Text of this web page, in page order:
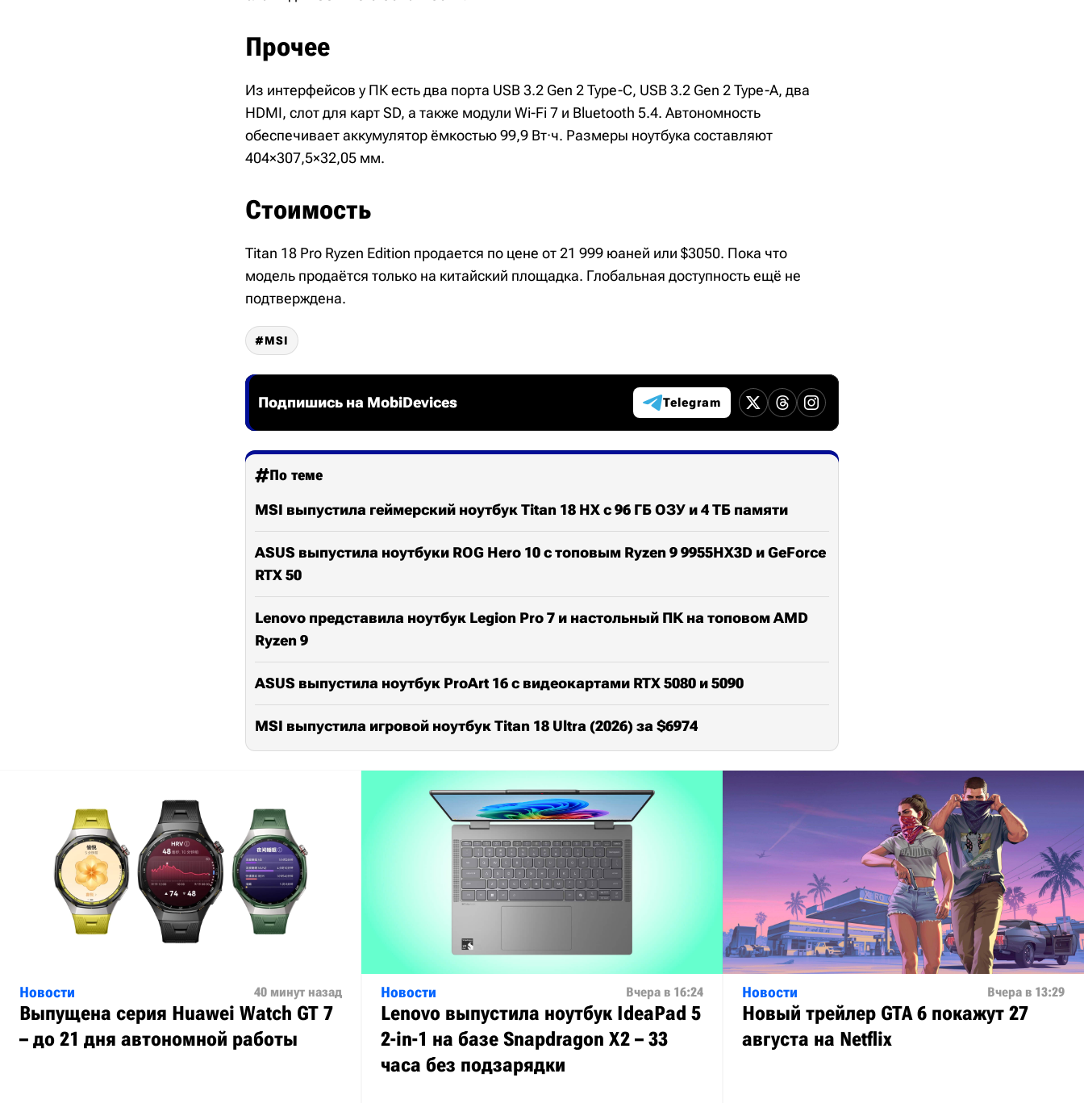
Прочее
Из интерфейсов у ПК есть два порта USB 3.2 Gen 2 Type-C, USB 3.2 Gen 2 Type-A, два
HDMI, слот для карт SD, а также модули Wi-Fi 7 и Bluetooth 5.4. Автономность
обеспечивает аккумулятор ёмкостью 99,9 Вт·ч. Размеры ноутбука составляют
404×307,5×32,05 мм.
Стоимость
Titan 18 Pro Ryzen Edition продается по цене от 21 999 юаней или $3050. Пока что
модель продаётся только на китайский площадка. Глобальная доступность ещё не
подтверждена.
MSI
Подпишись на MobiDevices Telegram
По теме
MSI выпустила геймерский ноутбук Titan 18 HX с 96 ГБ ОЗУ и 4 ТБ памяти
ASUS выпустила ноутбуки ROG Hero 10 с топовым Ryzen 9 9955HX3D и GeForce
RTX 50
Lenovo представила ноутбук Legion Pro 7 и настольный ПК на топовом AMD
Ryzen 9
ASUS выпустила ноутбук ProArt 16 с видеокартами RTX 5080 и 5090
MSI выпустила игровой ноутбук Titan 18 Ultra (2026) за $6974
Новости 40 минут назад
Выпущена серия Huawei Watch GT 7
– до 21 дня автономной работы
Новости Вчера в 16:24
Lenovo выпустила ноутбук IdeaPad 5
2-in-1 на базе Snapdragon X2 – 33
часа без подзарядки
Новости Вчера в 13:29
Новый трейлер GTA 6 покажут 27
августа на Netflix